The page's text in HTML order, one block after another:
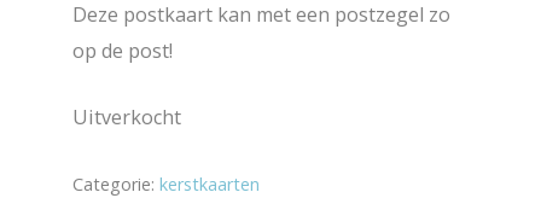
Deze postkaart kan met een postzegel zo
op de post!
Uitverkocht
Categorie: kerstkaarten